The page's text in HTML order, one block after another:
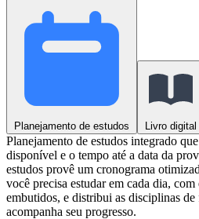
Planejamento de estudos Livro digital
Planejamento de estudos integrado
disponível e o tempo até a data da
estudos provê um cronograma
você precisa estudar em cada dia,
embutidos, e distribui as disciplinas de
acompanha seu progresso.